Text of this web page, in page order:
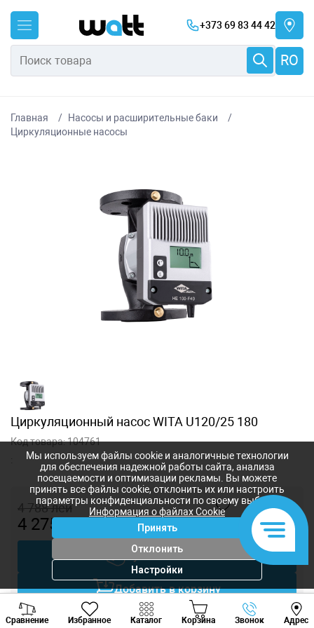
+373 69 83 44 42
RO
Главная
Насосы и расширительные баки
Циркуляционные насосы
Циркуляционный насос WITA U120/25 180
Код товара:104761
4 788лей
4 275лей +
Купить в 1 клик
Добавить в корзину
Торговаться
Сравнение Избранное Каталог Корзина Звонок Адрес
Viber Whatsapp
Мы используем файлы cookie и аналогичные технологии
для обеспечения надежной работы сайта, анализа
посещаемости и оптимизации рекламы. Вы можете
принять все файлы cookie, отклонить их или настроить
параметры конфиденциальности по своему выбору.
Информация о файлах Cookie
Принять
Отклонить
Настройки